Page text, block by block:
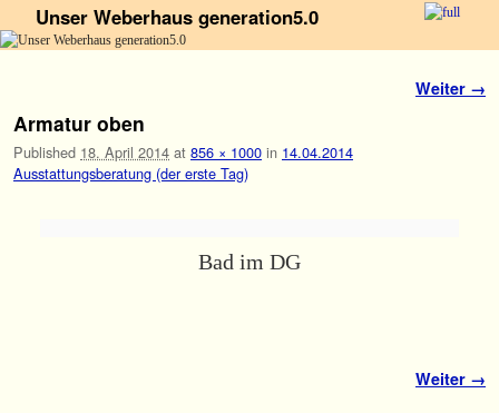
Unser Weberhaus generation5.0
Weiter →
Armatur oben
Published 18. April 2014 at 856 × 1000 in 14.04.2014
Ausstattungsberatung (der erste Tag)
Bad im DG
Weiter →